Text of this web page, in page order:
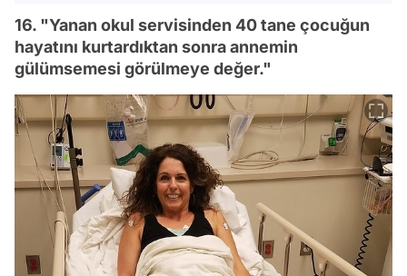
16. "Yanan okul servisinden 40 tane çocuğun
hayatını kurtardıktan sonra annemin
gülümsemesi görülmeye değer."